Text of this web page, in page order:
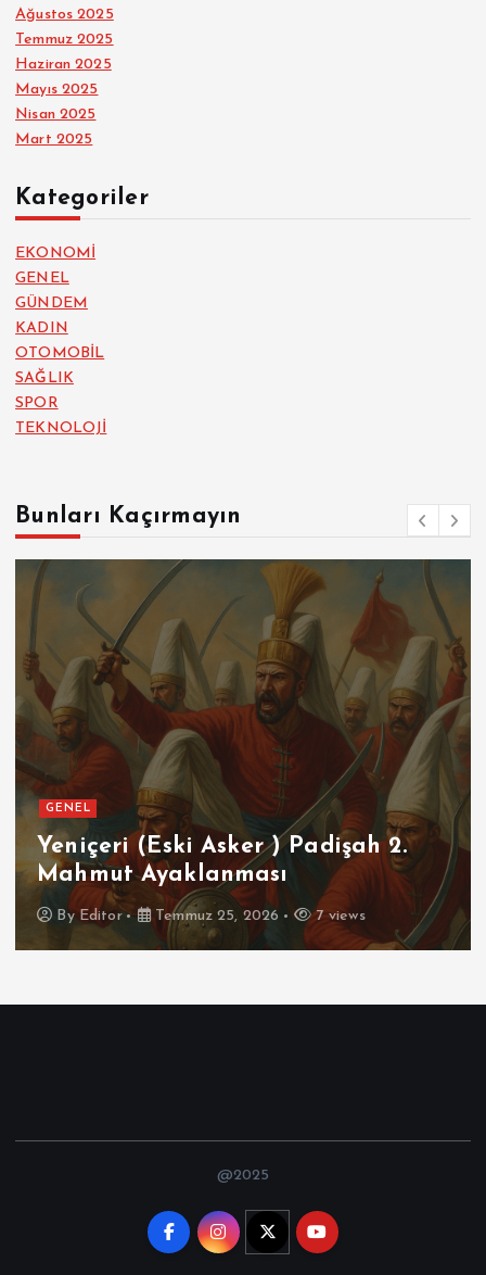
Ağustos 2025
Temmuz 2025
Haziran 2025
Mayıs 2025
Nisan 2025
Mart 2025
Kategoriler
EKONOMİ
GENEL
GÜNDEM
KADIN
OTOMOBİL
SAĞLIK
SPOR
TEKNOLOJİ
Bunları Kaçırmayın
GENEL
Yeniçeri (Eski Asker ) Padişah 2.
Mahmut Ayaklanması
ByEditor Temmuz 25, 2026 7 views
@2025